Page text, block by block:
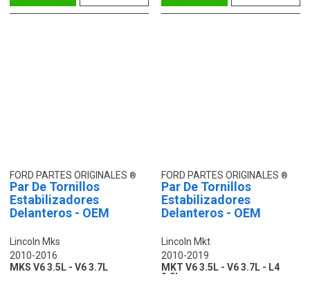
FORD PARTES ORIGINALES
Par De Tornillos
Estabilizadores
Delanteros - OEM
Lincoln Mks
2010-2016
MKS V6 3.5L - V6 3.7L
FORD PARTES ORIGINALES
Par De Tornillos
Estabilizadores
Delanteros - OEM
Lincoln Mkt
2010-2019
MKT V6 3.5L - V6 3.7L - L4
2.0L